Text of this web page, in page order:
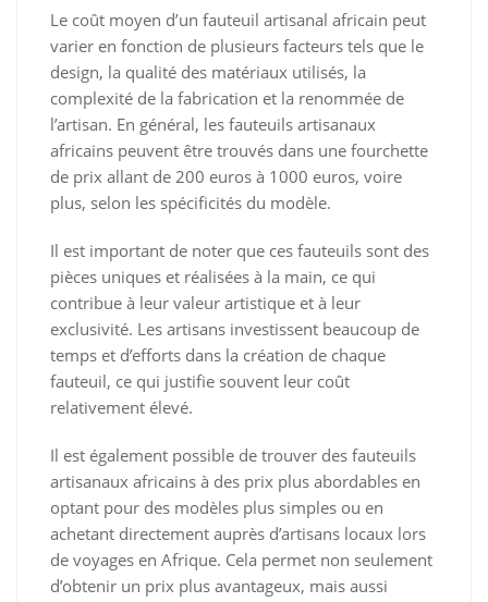
Le coût moyen d’un fauteuil artisanal africain peut
varier en fonction de plusieurs facteurs tels que le
design, la qualité des matériaux utilisés, la
complexité de la fabrication et la renommée de
l’artisan. En général, les fauteuils artisanaux
africains peuvent être trouvés dans une fourchette
de prix allant de 200 euros à 1000 euros, voire
plus, selon les spécificités du modèle.
Il est important de noter que ces fauteuils sont des
pièces uniques et réalisées à la main, ce qui
contribue à leur valeur artistique et à leur
exclusivité. Les artisans investissent beaucoup de
temps et d’efforts dans la création de chaque
fauteuil, ce qui justifie souvent leur coût
relativement élevé.
Il est également possible de trouver des fauteuils
artisanaux africains à des prix plus abordables en
optant pour des modèles plus simples ou en
achetant directement auprès d’artisans locaux lors
de voyages en Afrique. Cela permet non seulement
d’obtenir un prix plus avantageux, mais aussi